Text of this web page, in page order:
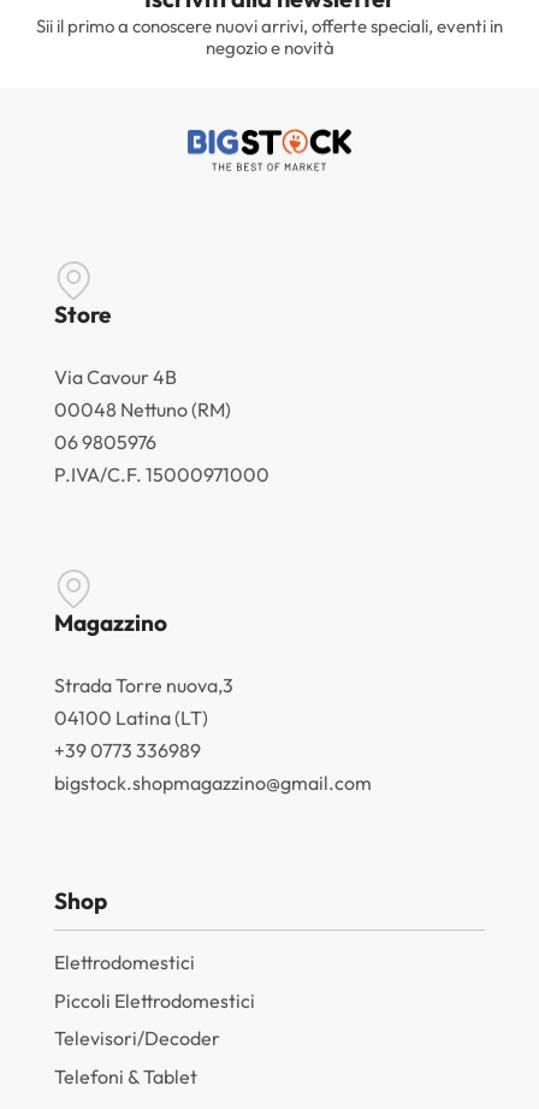
Sii il primo a conoscere nuovi arrivi, offerte speciali, eventi in
negozio e novità
Store
Via Cavour 4B
00048 Nettuno (RM)
06 9805976
P.IVA/C.F. 15000971000
Magazzino
Strada Torre nuova,3
04100 Latina (LT)
+39 0773 336989
bigstock.shopmagazzino@gmail.com
Shop
Elettrodomestici
Piccoli Elettrodomestici
Televisori/Decoder
Telefoni & Tablet